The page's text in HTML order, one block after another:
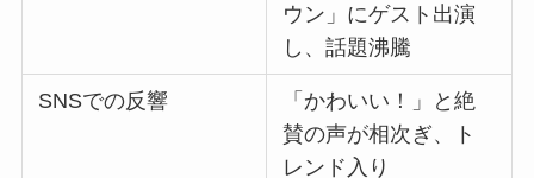
ウン」にゲスト出演
し、話題沸騰
SNSでの反響
「かわいい！」と絶
賛の声が相次ぎ、ト
レンド入り